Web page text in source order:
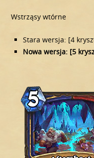
Wstrząsy wtórne
Stara wersja: [4
Nowa wersja: [5